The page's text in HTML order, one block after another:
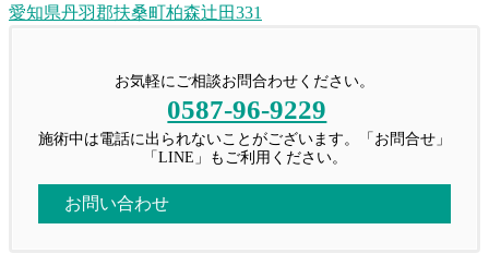
愛知県丹羽郡扶桑町柏森辻田331
お気軽にご相談お問合わせください。
0587-96-9229
施術中は電話に出られないことがございます。「お問合せ」
「LINE」もご利用ください。
お問い合わせ